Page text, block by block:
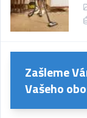
Zašleme
Vašeho